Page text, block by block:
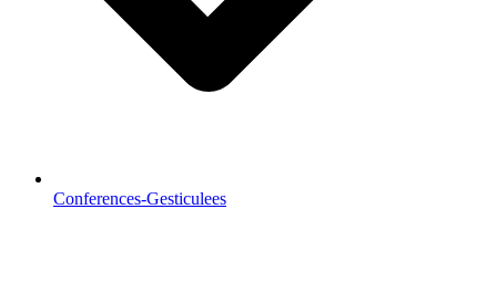
Conferences-Gesticulees